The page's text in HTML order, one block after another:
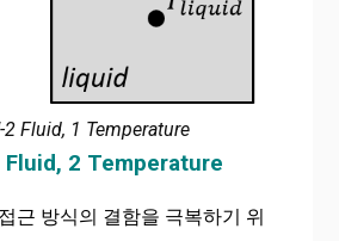
Fluid, 1 Temperature
Fluid, 2 Temperature
근 방식의 결함을 극복하기 위